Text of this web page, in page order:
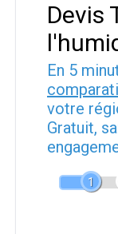
Devis
En 5
votre
Gratuit,
1